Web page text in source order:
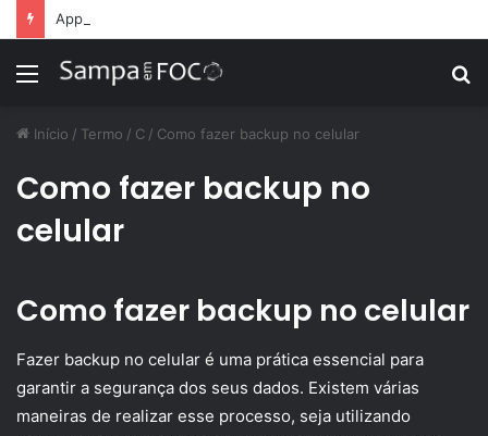
Menu
Início / Termo / C / Como fazer backup no celular
Como fazer backup no
celular
Como fazer backup no celular
Fazer backup no celular é uma prática essencial para
garantir a segurança dos seus dados. Existem várias
maneiras de realizar esse processo, seja utilizando